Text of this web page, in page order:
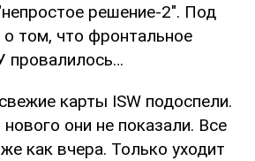
решение-2". Под
том, что фронтальное
провалилось…
карты ISW подоспели.
они не показали. Все
как вчера. Только уходит